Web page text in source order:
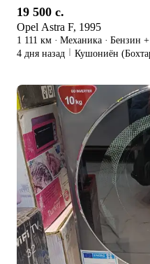
19 500 c.
Opel Astra F, 1995
1 111 км · Механика · Бензин +
4 дня назад
Кушониён